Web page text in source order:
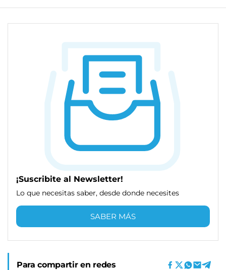
¡Suscribite al Newsletter!
Lo que necesitas saber, desde donde necesites
SABER MÁS
Para compartir en redes